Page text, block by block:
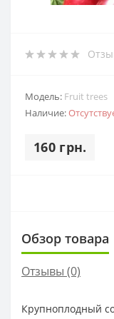
Модель: Fruit trees
Наличие:
160 грн.
Обзор товара
Отзывы (0)
Крупноплодный